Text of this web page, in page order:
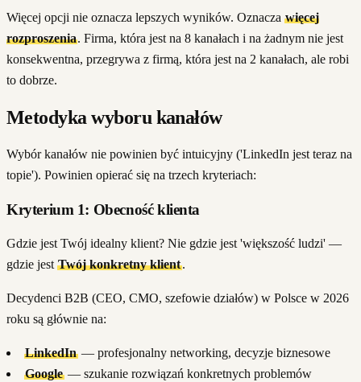
Więcej opcji nie oznacza lepszych wyników. Oznacza więcej
rozproszenia. Firma, która jest na 8 kanałach i na żadnym nie jest
konsekwentna, przegrywa z firmą, która jest na 2 kanałach, ale robi
to dobrze.
Metodyka wyboru kanałów
Wybór kanałów nie powinien być intuicyjny ('LinkedIn jest teraz na
topie'). Powinien opierać się na trzech kryteriach:
Kryterium 1: Obecność klienta
Gdzie jest Twój idealny klient? Nie gdzie jest 'większość ludzi' —
gdzie jest Twój konkretny klient.
Decydenci B2B (CEO, CMO, szefowie działów) w Polsce w 2026
roku są głównie na:
LinkedIn— profesjonalny networking, decyzje biznesowe
Google— szukanie rozwiązań konkretnych problemów